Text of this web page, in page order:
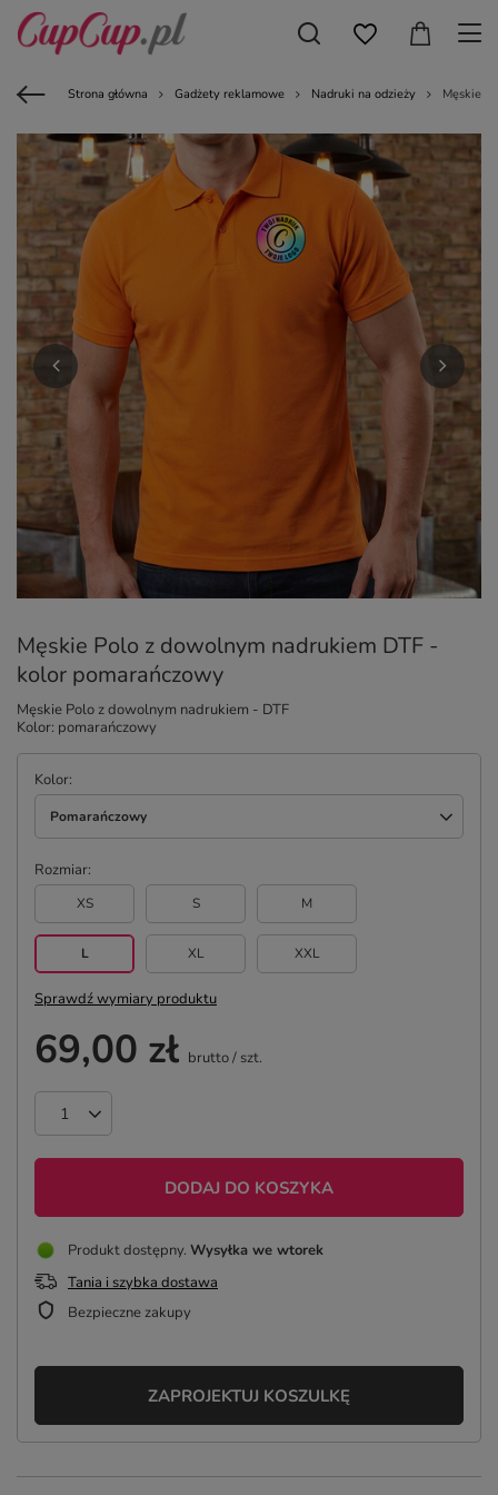
Strona główna Gadżety reklamowe Nadruki na odzieży Męskie
Męskie Polo z dowolnym nadrukiem DTF -
kolor pomarańczowy
Męskie Polo z dowolnym nadrukiem - DTF
Kolor: pomarańczowy
Kolor
Pomarańczowy
Rozmiar
XS S M
L XL XXL
Sprawdź wymiary produktu
69,00 zł brutto/ szt.
DODAJ DO KOSZYKA
Produkt dostępny Wysyłka we wtorek
Tania i szybka dostawa
Bezpieczne zakupy
ZAPROJEKTUJ KOSZULKĘ